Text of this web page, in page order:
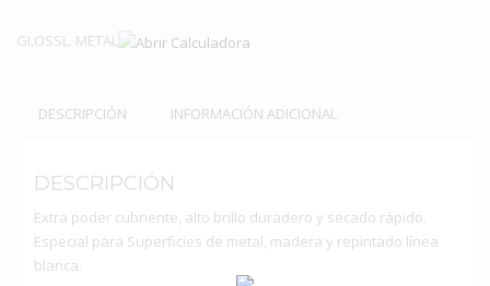
GLOSSL. METAL
DESCRIPCIÓN INFORMACIÓN ADICIONAL
DESCRIPCIÓN
Extra poder cubriente, alto brillo duradero y secado rápido.
Especial para Superficies de metal, madera y repintado línea
blanca.